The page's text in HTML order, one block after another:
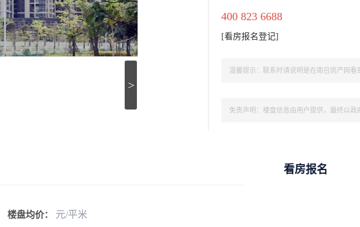
>
400 823 6688
[看房报名登记]
温馨提示：联系时请说明是在南召房产网看
免责声明：楼盘信息由用户提供，最终以政
楼盘均价： 元/平米
看房报名